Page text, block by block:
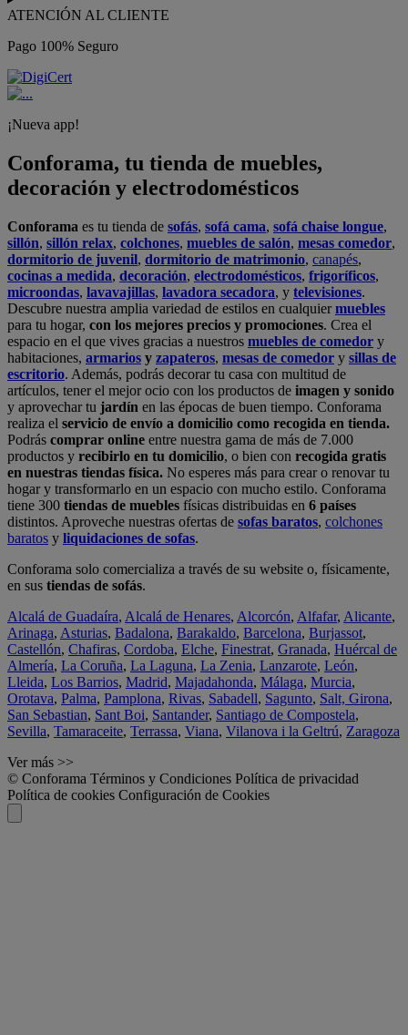
ATENCIÓN AL CLIENTE
Pago 100% Seguro
¡Nueva app!
Conforama, tu tienda de muebles,
decoración y electrodomésticos
Conforama es tu tienda de sofás, sofá cama, sofá chaise longue,
sillón, sillón relax, colchones, muebles de salón, mesas comedor,
dormitorio de juvenil, dormitorio de matrimonio, canapés,
cocinas a medida, decoración, electrodomésticos, frigoríficos,
microondas, lavavajillas, lavadora secadora, y televisiones.
Descubre nuestra amplia variedad de estilos en cualquiermuebles
para tu hogar, con los mejores precios y promociones. Crea el
espacio en el que vives gracias a nuestros muebles de comedor y
habitaciones, armarios y zapateros, mesas de comedor y sillas de
escritorio. Además, podrás decorar tu casa con multitud de
artículos, tener el mejor ocio con los productos de imagen y sonido
y aprovechar tu jardín en las épocas de buen tiempo. Conforama
realiza el servicio de envío a domicilio como recogida en tienda.
Podrás comprar online entre nuestra gama de más de 7.000
productos y recibirlo en tu domicilio, o bien con recogida gratis
en nuestras tiendas física. No esperes más para crear o renovar tu
hogar y transformarlo en un espacio con mucho estilo. Conforama
tiene 300 tiendas de muebles físicas distribuidas en 6 países
distintos. Aproveche nuestras ofertas de sofas baratos, colchones
baratos y liquidaciones de sofas.
Conforama solo comercializa a través de su website o, físicamente,
en sus tiendas de sofás.
Alcalá de Guadaíra, Alcalá de Henares, Alcorcón, Alfafar, Alicante,
Arinaga, Asturias, Badalona, Barakaldo, Barcelona, Burjassot,
Castellón, Chafiras, Cordoba, Elche, Finestrat, Granada, Huércal de
Almería, La Coruña, La Laguna, La Zenia, Lanzarote, León,
Lleida, Los Barrios, Madrid, Majadahonda, Málaga, Murcia,
Orotava, Palma, Pamplona, Rivas, Sabadell, Sagunto, Salt, Girona,
San Sebastian, Sant Boi, Santander, Santiago de Compostela,
Sevilla, Tamaraceite, Terrassa, Viana, Vilanova i la Geltrú, Zaragoza
Ver más >>
© Conforama Términos y Condiciones Política de privacidad
Política de cookies Configuración de Cookies